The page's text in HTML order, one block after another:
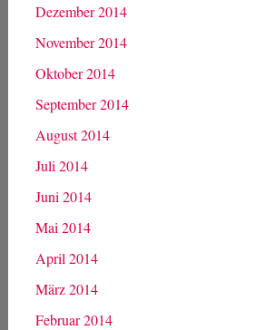
Dezember 2014
November 2014
Oktober 2014
September 2014
August 2014
Juli 2014
Juni 2014
Mai 2014
April 2014
März 2014
Februar 2014